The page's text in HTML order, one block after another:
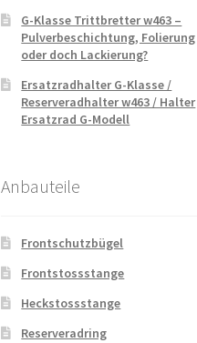
G-Klasse Trittbretter w463 –
Pulverbeschichtung, Folierung
oder doch Lackierung?
Ersatzradhalter G-Klasse /
Reserveradhalter w463 / Halter
Ersatzrad G-Modell
Anbauteile
Frontschutzbügel
Frontstossstange
Heckstossstange
Reserveradring